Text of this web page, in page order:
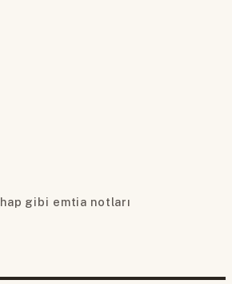
hap gibi emtia notları